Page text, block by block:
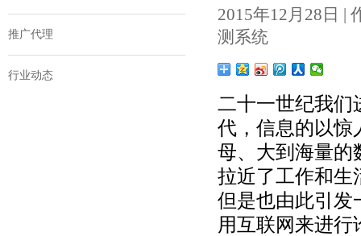
推广代理
行业动态
2015年12月28日 |
测系统
二十一世纪我们
代，信息的以惊
母、大到海量的
拉近了工作和生
但是也由此引发
用互联网来进